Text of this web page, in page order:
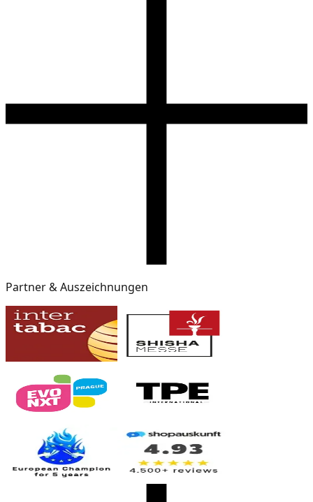
Partner & Auszeichnungen